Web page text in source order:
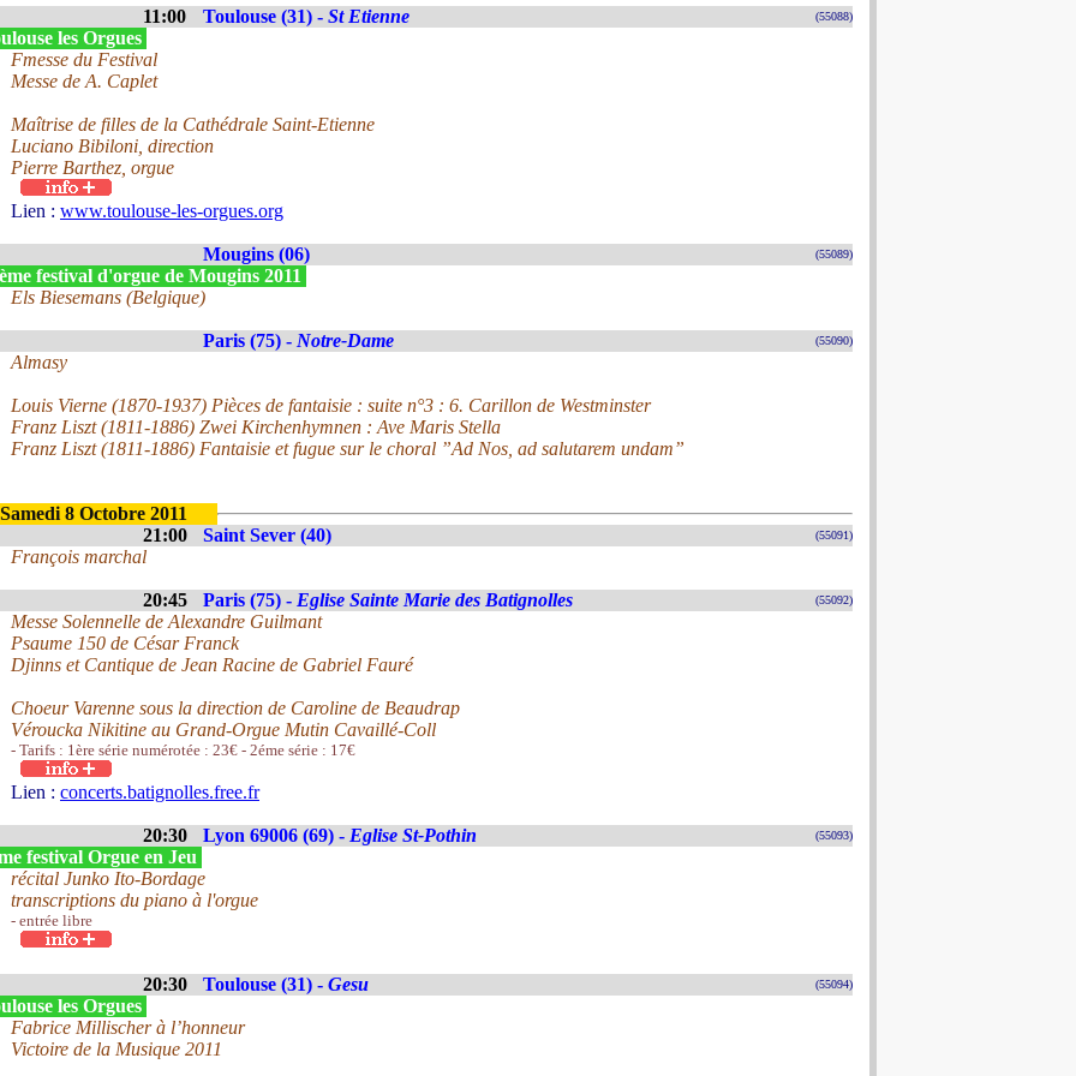
11:00 Toulouse (31) - St Etienne (55088)
les Orgues
Fmesse du Festival
Messe de A. Caplet
Maîtrise de filles de la Cathédrale Saint-Etienne
Luciano Bibiloni, direction
Pierre Barthez, orgue
Lien : www.toulouse-les-orgues.org
Mougins (06) (55089)
festival d'orgue de Mougins 2011
Els Biesemans (Belgique)
Paris (75) - Notre-Dame (55090)
Almasy
Louis Vierne (1870-1937) Pièces de fantaisie : suite n°3 : 6. Carillon de Westminster
Franz Liszt (1811-1886) Zwei Kirchenhymnen : Ave Maris Stella
Franz Liszt (1811-1886) Fantaisie et fugue sur le choral ”Ad Nos, ad salutarem undam”
Samedi 8 Octobre 2011
21:00
Saint Sever (40) (55091)
François marchal
20:45 Paris (75) - Eglise Sainte Marie des Batignolles (55092)
Messe Solennelle de Alexandre Guilmant
Psaume 150 de César Franck
Djinns et Cantique de Jean Racine de Gabriel Fauré
Choeur Varenne sous la direction de Caroline de Beaudrap
Véroucka Nikitine au Grand-Orgue Mutin Cavaillé-Coll
- Tarifs : 1ère série numérotée : 23€ - 2éme série : 17€
Lien : concerts.batignolles.free.fr
20:30 Lyon 69006 (69) - Eglise St-Pothin (55093)
festival Orgue en Jeu
récital Junko Ito-Bordage
transcriptions du piano à l'orgue
- entrée libre
20:30 Toulouse (31) - Gesu (55094)
les Orgues
Fabrice Millischer à l’honneur
Victoire de la Musique 2011